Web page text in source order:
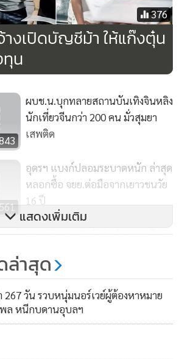
ะตระหนักอยู่เสมอว่า ทุกครั้งที่ท่านให้
กออนไลน์ ท่านกำลังจะถูกแก๊งมิจฉาชีพ
หยื่อของกลุ่มเหล่านี้
376
างเปิดบัญชีม้า ให้แก๊งตุ๋น
ทุน
ผบช.น.บุกทลายสถานบันเทิงจินหลิง
นักเที่ยวจีนกว่า 200 คน มั่วสุมยา
เสพติด
561
อุดรฯ แบงก์ปลอมระบาดหนัก ล่าสุด
หลอกซื้อ จยย.ต่อมือจากเยาวชนวัย
16 ปี
รวบแก๊งแขกดำตุ๋นจำนำเพชรเก๊ เสีย
แสดงเพิ่มเติม
ล่าสุด
267 วัน รวบหนุ่มนอร์เวย์ผู้ต้องหาหมาย
พล หนีกบดานอุบลฯ